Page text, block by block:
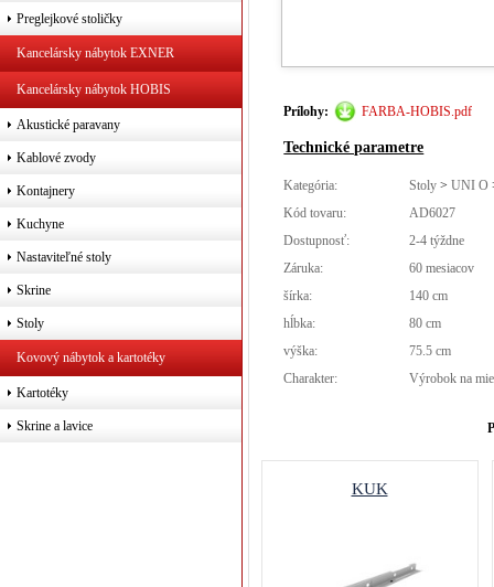
Preglejkové stoličky
Kancelársky nábytok EXNER
Kancelársky nábytok HOBIS
Akustické paravany
Kablové zvody
Kontajnery
Kuchyne
Nastaviteľné stoly
Skrine
Stoly
Kovový nábytok a kartotéky
Kartotéky
Skrine a lavice
Prílohy: FARBA-HOBIS.pdf
Technické parametre
Kategória: Stoly> UNI O
Kód tovaru:
AD6027
Dostupnosť:
2-4 týždne
Záruka:
60 mesiacov
šírka:
140 cm
hĺbka:
80 cm
výška:
75.5 cm
Charakter:
Výrobok na
KUK